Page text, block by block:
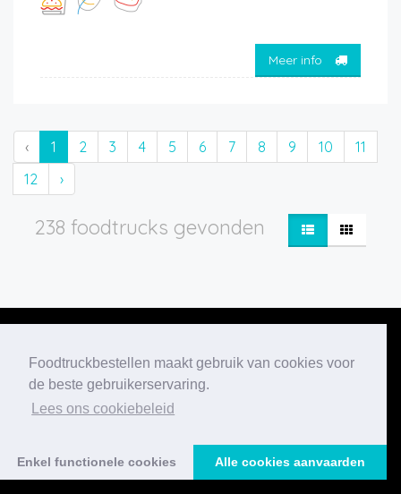
Foodtruckbestellen maakt gebruik van cookies voor
de beste gebruikerservaring.
Lees ons cookiebeleid
Enkel functionele cookies Alle cookies aanvaarden
Meer info
‹ 1 2 3 4 5 6 7 8 9 10
11
12
›
238 foodtrucks gevonden
Onze nieuwste
blogberichten